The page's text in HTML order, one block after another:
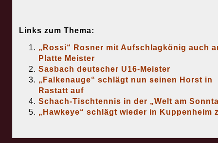
Links zum Thema:
„Rossi“ Rosner mit Aufschlagkönig auch
Platte Meister
Sasbach deutscher U16-Meister
„Falkenauge“ schlägt nun seinen Horst in
Rastatt auf
Schach-Tischtennis in der „Welt am
„Hawkeye“ schlägt wieder in Kuppenheim